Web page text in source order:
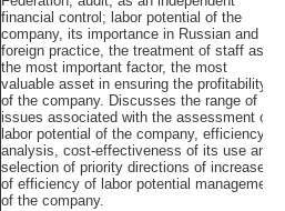
financial control; labor potential of the
company, its importance in Russian and
foreign practice, the treatment of staff as
the most important factor, the most
valuable asset in ensuring the profitability
of the company. Discusses the range of
issues associated with the assessment of
labor potential of the company, efficiency
analysis, cost-effectiveness of its use and
selection of priority directions of increase
of efficiency of labor potential management
of the company.